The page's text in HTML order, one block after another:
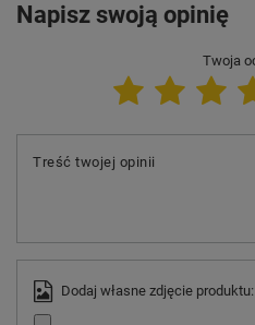
Napisz swoją opinię
Twoja
Treść twojej opinii
Dodaj własne zdjęcie produktu: